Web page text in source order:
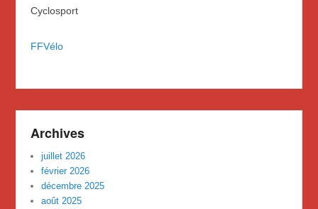
Cyclosport
FFVélo
Archives
juillet 2026
février 2026
décembre 2025
août 2025